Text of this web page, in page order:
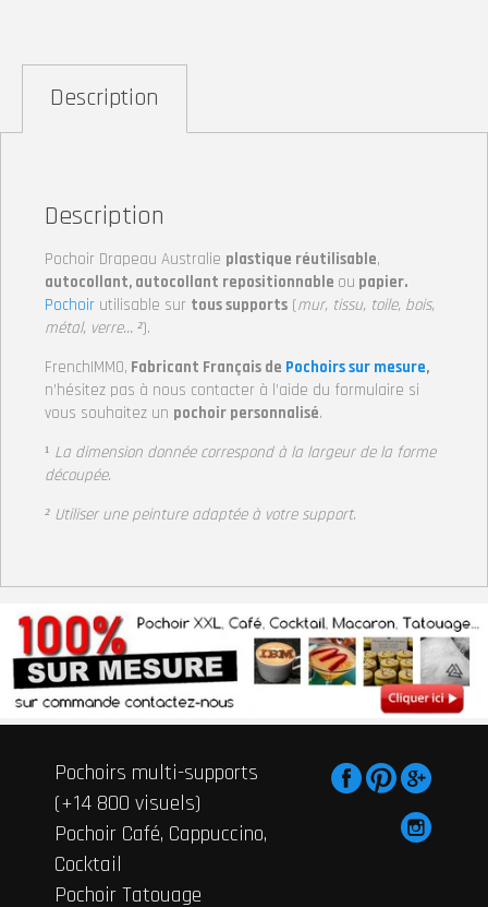
Description
Description
Pochoir Drapeau Australie plastique réutilisable,
autocollant, autocollant repositionnable ou papier.
Pochoir utilisable sur tous supports (mur, tissu, toile, bois,
métal, verre… ²).
FrenchIMMO, Fabricant Français de Pochoirs sur mesure,
n’hésitez pas à nous contacter à l’aide du formulaire si
vous souhaitez un pochoir personnalisé.
¹ La dimension donnée correspond à la largeur de la forme
découpée.
² Utiliser une peinture adaptée à votre support.
Pochoirs multi-supports
(+14 800 visuels)
Pochoir Café, Cappuccino,
Cocktail
Pochoir Tatouage